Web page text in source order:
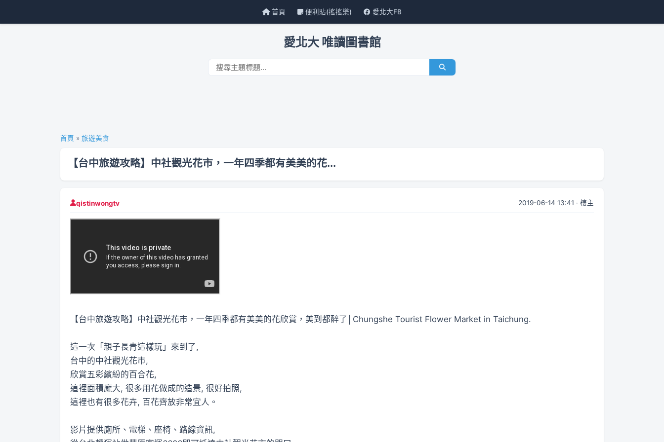
首頁 便利貼(搖搖樂) 愛北大FB
愛北大 唯讀圖書館
首頁 » 旅遊美食
【台中旅遊攻略】中社觀光花市，一年四季都有美美的花...
qistinwongtv 2019-06-14 13:41 · 樓主
【台中旅遊攻略】中社觀光花市，一年四季都有美美的花欣賞，美到都醉了│Chungshe Tourist Flower Market in Taichung.
這一次「親子長青這樣玩」來到了,
台中的中社觀光花市,
欣賞五彩繽紛的百合花,
這裡面積龐大, 很多用花做成的造景, 很好拍照,
這裡也有很多花卉, 百花齊放非常宜人。
影片提供廁所、電梯、座椅、路線資訊,